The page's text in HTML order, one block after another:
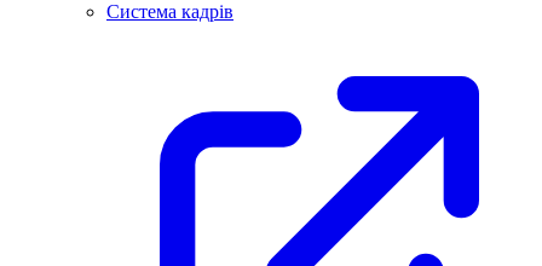
Система кадрів